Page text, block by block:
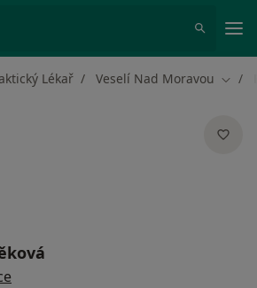
Lékař Veselí Nad Moravou